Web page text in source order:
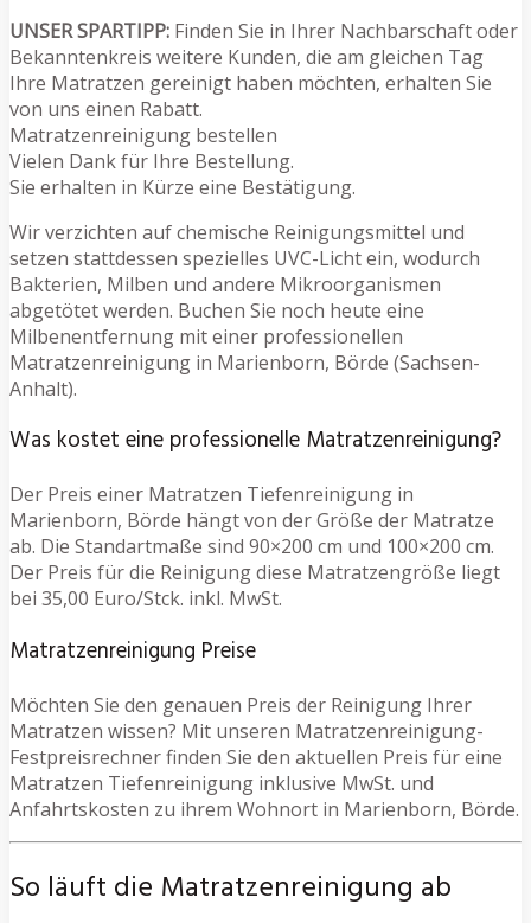
UNSER SPARTIPP: Finden Sie in Ihrer Nachbarschaft oder
Bekanntenkreis weitere Kunden, die am gleichen Tag
Ihre Matratzen gereinigt haben möchten, erhalten Sie
von uns einen Rabatt.
Matratzenreinigung bestellen
Vielen Dank für Ihre Bestellung.
Sie erhalten in Kürze eine Bestätigung.
Wir verzichten auf chemische Reinigungsmittel und
setzen stattdessen spezielles UVC-Licht ein, wodurch
Bakterien, Milben und andere Mikroorganismen
abgetötet werden. Buchen Sie noch heute eine
Milbenentfernung mit einer professionellen
Matratzenreinigung in Marienborn, Börde (Sachsen-
Anhalt).
Was kostet eine professionelle Matratzenreinigung?
Der Preis einer Matratzen Tiefenreinigung in
Marienborn, Börde hängt von der Größe der Matratze
ab. Die Standartmaße sind 90×200 cm und 100×200 cm.
Der Preis für die Reinigung diese Matratzengröße liegt
bei 35,00 Euro/Stck. inkl. MwSt.
Matratzenreinigung Preise
Möchten Sie den genauen Preis der Reinigung Ihrer
Matratzen wissen? Mit unseren Matratzenreinigung-
Festpreisrechner finden Sie den aktuellen Preis für eine
Matratzen Tiefenreinigung inklusive MwSt. und
Anfahrtskosten zu ihrem Wohnort in Marienborn, Börde.
So läuft die Matratzenreinigung ab